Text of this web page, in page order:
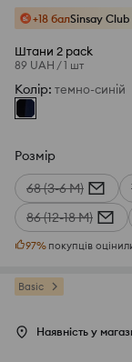
+18 балSinsay Club
Штани 2 pack
89 UAH /1 шт
Колір: темно-синій
Розмір
68 (3-6 М)
86 (12-18 М)
97% покупців
Basic
Наявність у